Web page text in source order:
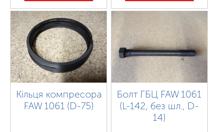
Кільця компресора
FAW 1061 (D-75)
Болт ГБЦ FAW 1061
(L-142, без шл., D-
14)